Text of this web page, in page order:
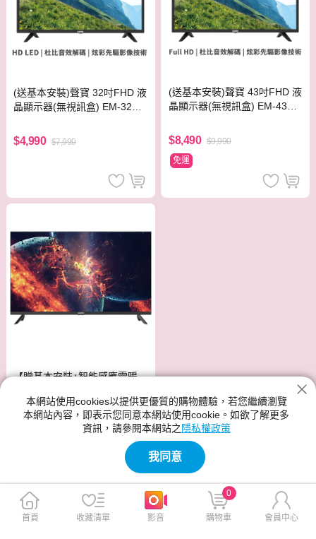
(送基本安裝)聲寶 32吋FHD 液
晶顯示器(無視訊盒) EM-32FD
$4,990 $7,990
(送基本安裝)聲寶 43吋FHD 液
晶顯示器(無視訊盒) EM-43FD
$8,490 $9,990
免運
【贈基本安裝+智能感應電暖
MDT200 2K轟天雷顯示器/電
視(台灣製造)
SAMPO 聲寶
神腦生活的SAMPO 聲寶館別提供各種類型、尺寸規格、功能、顏
色的產品,SAMPO 聲寶的新品與優惠商品都在神腦生活裡
本網站使用cookies以提供更優質的購物體驗，若您繼續瀏覽
本網站內容，即表示您同意本網站使用cookie。如欲了解更多
資訊，請參閱本網站之 隱私權政策
我同意
首頁 收藏清單 影音 購物車
0
會員中心